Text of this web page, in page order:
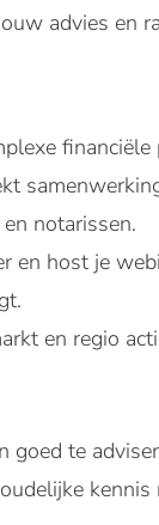
advies en
notarissen.
en host je
en regio
te